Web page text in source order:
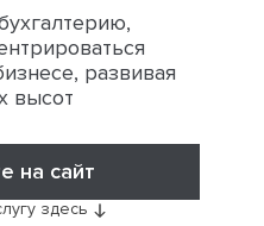
развивая
высот
на сайт
здесь